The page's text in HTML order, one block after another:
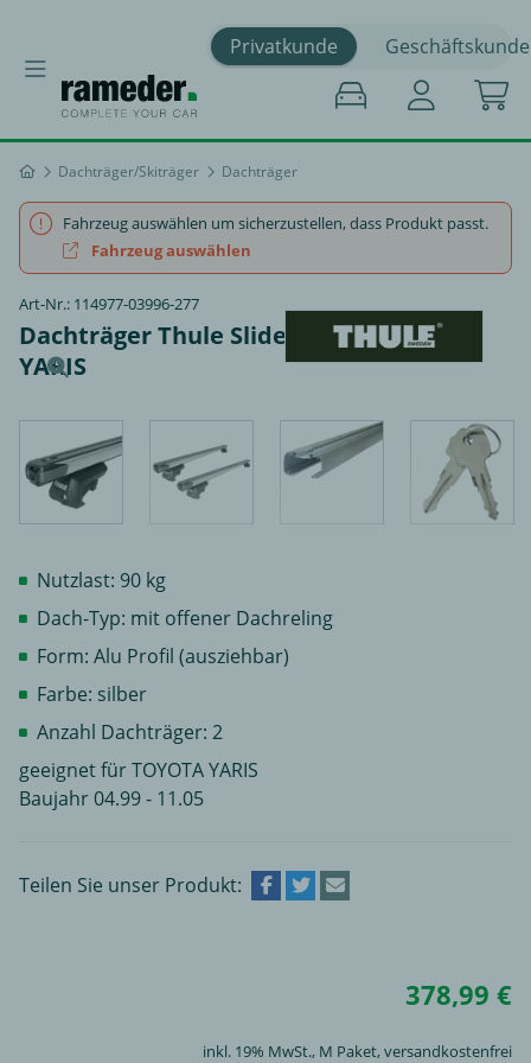
Privatkunde Geschäftskunde
Dachträger/Skiträger Dachträger
Fahrzeug auswählen um sicherzustellen, dass Produkt passt.
Fahrzeug auswählen
Art-Nr.: 114977-03996-277
Dachträger Thule SlideBar - TOYOTA
YARIS
Nutzlast: 90 kg
Dach-Typ: mit offener Dachreling
Form: Alu Profil (ausziehbar)
Farbe: silber
Anzahl Dachträger: 2
geeignet für TOYOTA YARIS
Baujahr 04.99 - 11.05
Teilen Sie unser Produkt:
378,99 €
inkl. 19% MwSt., M Paket, versandkostenfrei